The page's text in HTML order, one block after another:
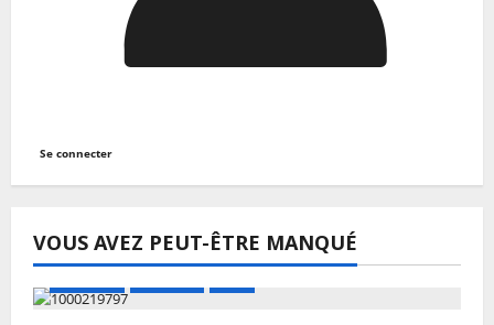
Se connecter
VOUS AVEZ PEUT-ÊTRE MANQUÉ